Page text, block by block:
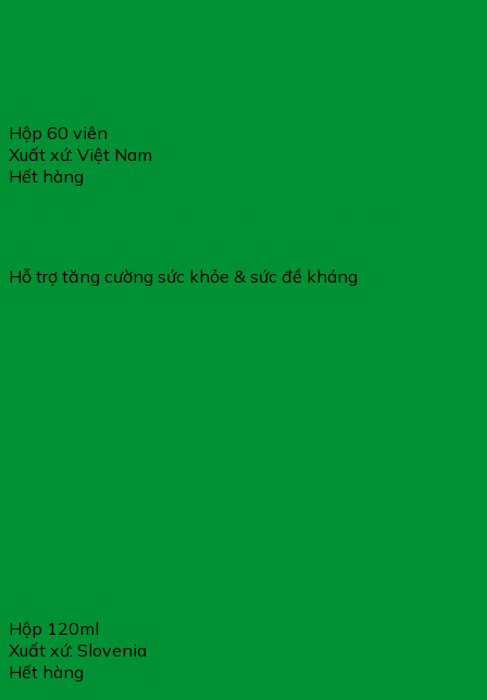
Hộp 60 viên
Xuất xứ: Việt Nam
Hết hàng
Hỗ trợ tăng cường sức khỏe & sức đề kháng
Hộp 120ml
Xuất xứ: Slovenia
Hết hàng